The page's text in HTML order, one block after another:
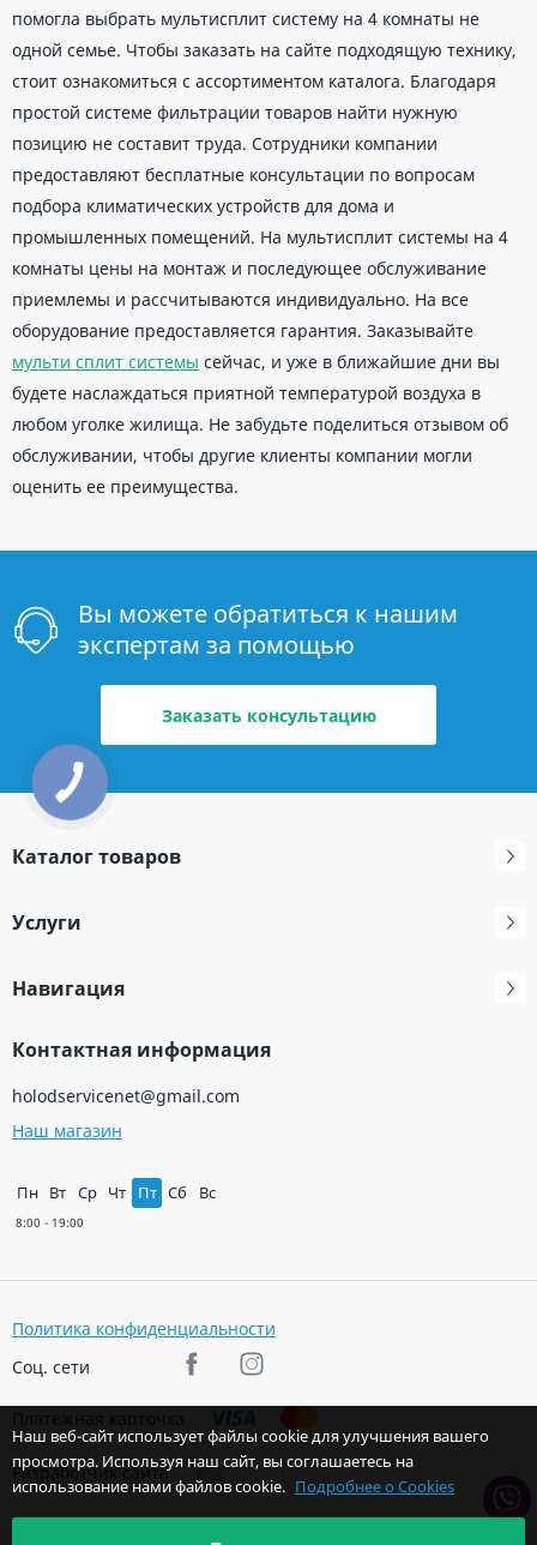
помогла выбрать мультисплит систему на 4 комнаты не
одной семье. Чтобы заказать на сайте подходящую технику,
стоит ознакомиться с ассортиментом каталога. Благодаря
простой системе фильтрации товаров найти нужную
позицию не составит труда. Сотрудники компании
предоставляют бесплатные консультации по вопросам
подбора климатических устройств для дома и
промышленных помещений. На мультисплит системы на 4
комнаты цены на монтаж и последующее обслуживание
приемлемы и рассчитываются индивидуально. На все
оборудование предоставляется гарантия. Заказывайте
мульти сплит системы сейчас, и уже в ближайшие дни вы
будете наслаждаться приятной температурой воздуха в
любом уголке жилища. Не забудьте поделиться отзывом об
обслуживании, чтобы другие клиенты компании могли
оценить ее преимущества.
Вы можете обратиться к нашим
экспертам за помощью
Заказать консультацию
Каталог товаров
Услуги
Навигация
Контактная информация
holodservicenet@gmail.com
Наш магазин
Пн Вт Ср Чт Пт Сб Вс
Политика конфиденциальности
Соц. сети
Разработчик сайта
Наш веб-сайт использует файлы cookie для улучшения вашего
просмотра. Используя наш сайт, вы соглашаетесь на
использование нами файлов cookie. Подробнее о Cookies